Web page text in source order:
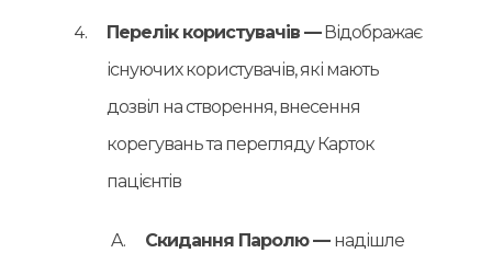
Перелік користувачів —Відображає
існуючих користувачів, які мають
дозвіл на створення, внесення
корегувань та перегляду Карток
пацієнтів
Скидання Паролю — надішле